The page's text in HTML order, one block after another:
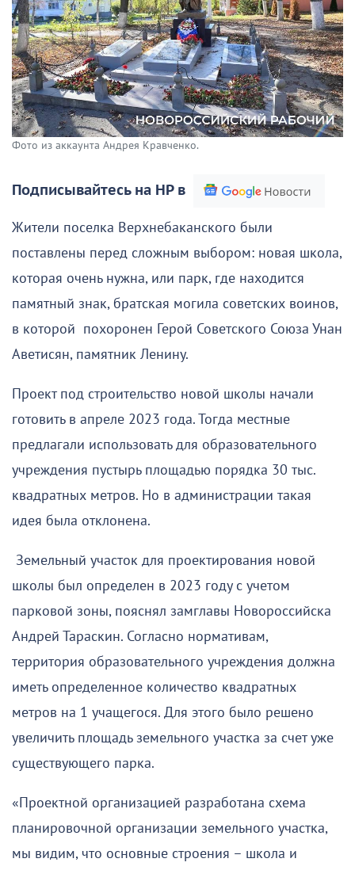
Фото из аккаунта Андрея Кравченко.
Подписывайтесь на НР в
Жители поселка Верхнебаканского были
поставлены перед сложным выбором: новая школа,
которая очень нужна, или парк, где находится
памятный знак, братская могила советских воинов,
в которой похоронен Герой Советского Союза Унан
Аветисян, памятник Ленину.
Проект под строительство новой школы начали
готовить в апреле 2023 года. Тогда местные
предлагали использовать для образовательного
учреждения пустырь площадью порядка 30 тыс.
квадратных метров. Но в администрации такая
идея была отклонена.
Земельный участок для проектирования новой
школы был определен в 2023 году с учетом
парковой зоны, пояснял замглавы Новороссийска
Андрей Тараскин. Согласно нормативам,
территория образовательного учреждения должна
иметь определенное количество квадратных
метров на 1 учащегося. Для этого было решено
увеличить площадь земельного участка за счет уже
существующего парка.
«Проектной организацией разработана схема
планировочной организации земельного участка,
мы видим, что основные строения – школа и